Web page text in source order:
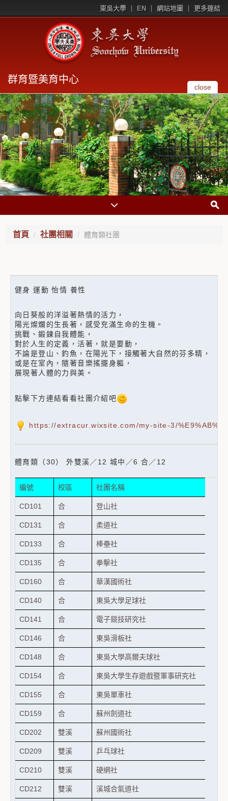
東吳大學 EN 網站地圖 更多連結
群育暨美育中心
close
首頁 社團相關 體育類社團
健身 運動 怡情 養性
向日葵般的洋溢著熱情的活力，
陽光燦爛的生長著，感受充滿生命的生機。
挑戰、鍛鍊自我體能，
對於人生的定義，活著，就是要動，
不論是登山、釣魚，在陽光下，接觸著大自然的芬多精，
或是在室內，隨著音樂搖擺身軀，
展現著人體的力與美。
點擊下方連結看看社團介紹吧
https://extracur.wixsite.com/my-site-3/
體育類（30） 外雙溪／12 城中／6 合／12
編號 校區 社團名稱
CD101 合 登山社
CD131 合 柔道社
CD133 合 棒壘社
CD135 合 拳擊社
CD160 合 華漢國術社
CD140 合 東吳大學足球社
CD141 合 電子競技研究社
CD146 合 東吳滑板社
CD148 合 東吳大學高爾夫球社
CD154 合 東吳大學生存遊戲暨軍事研究社
CD155 合 東吳單車社
CD159 合 蘇州劍道社
CD202 雙溪 蘇州國術社
CD209 雙溪 乒乓球社
CD210 雙溪 硬網社
CD212 雙溪 溪城合氣道社